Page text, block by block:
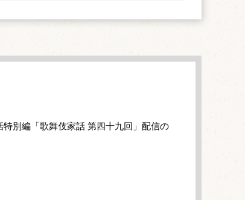
別編「歌舞伎家話 第四十九回」配信の